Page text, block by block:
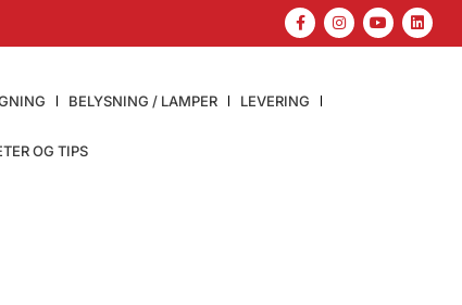
BELYSNING / LAMPER LEVERING
OG TIPS